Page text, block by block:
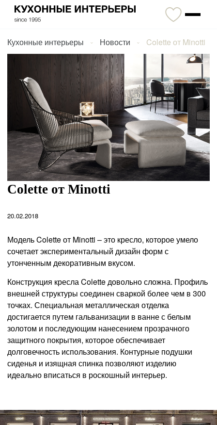
Кухонные интерьеры Новости Colette от Minotti
Colette от Minotti
20.02.2018
Модель Colette от Minotti – это кресло, которое умело
сочетает экспериментальный дизайн форм с
утонченным декоративным вкусом.
Конструкция кресла Colette довольно сложна. Профиль
внешней структуры соединен сваркой более чем в 300
точках. Специальная металлическая отделка
достигается путем гальванизации в ванне с белым
золотом и последующим нанесением прозрачного
защитного покрытия, которое обеспечивает
долговечность использования. Контурные подушки
сиденья и изящная спинка позволяют изделию
идеально вписаться в роскошный интерьер.